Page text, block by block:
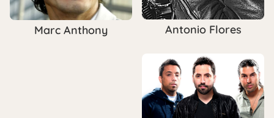
Marc Anthony Antonio Flores